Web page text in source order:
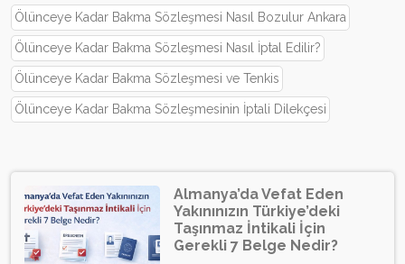
Ölünceye Kadar Bakma Sözleşmesi Nasıl Bozulur Ankara
Ölünceye Kadar Bakma Sözleşmesi Nasıl İptal Edilir?
Ölünceye Kadar Bakma Sözleşmesi ve Tenkis
Ölünceye Kadar Bakma Sözleşmesinin İptali Dilekçesi
Almanya’da Vefat Eden
Yakınınızın Türkiye’deki
Taşınmaz İntikali İçin
Gerekli 7 Belge Nedir?